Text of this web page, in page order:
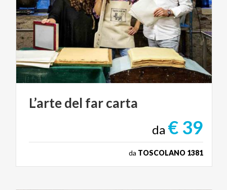
L’artedel farcarta
da € 39
da TOSCOLANO 1381